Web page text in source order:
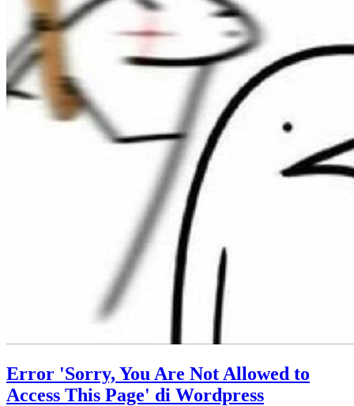
Error 'Sorry, You Are Not Allowed to
Access This Page' di Wordpress